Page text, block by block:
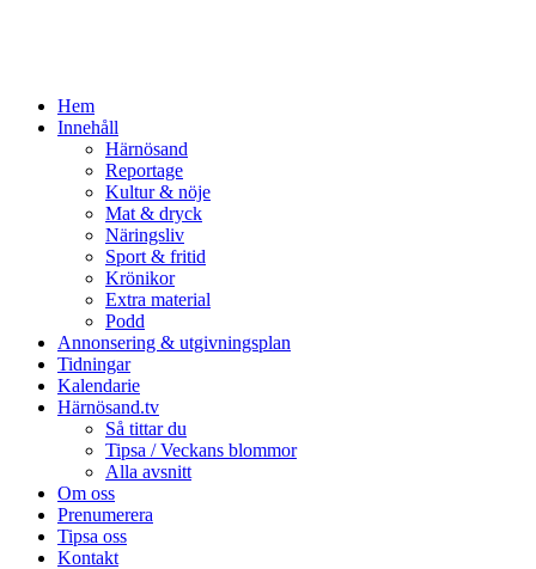
Hem
Innehåll
Härnösand
Reportage
Kultur & nöje
Mat & dryck
Näringsliv
Sport & fritid
Krönikor
Extra material
Podd
Annonsering & utgivningsplan
Tidningar
Kalendarie
Härnösand.tv
Så tittar du
Tipsa / Veckans blommor
Alla avsnitt
Om oss
Prenumerera
Tipsa oss
Kontakt